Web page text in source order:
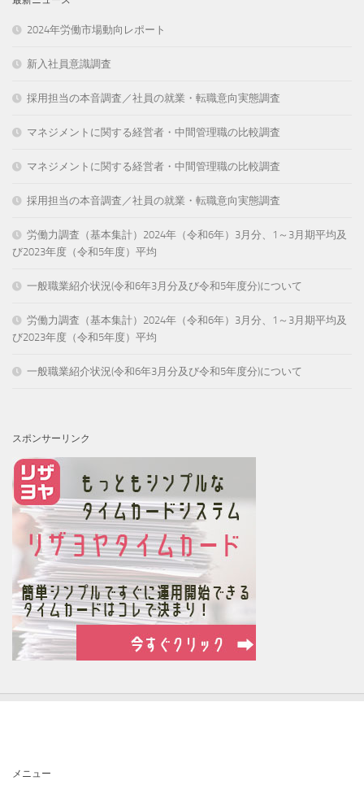
2024年労働市場動向レポート
新入社員意識調査
採用担当の本音調査／社員の就業・転職意向実態調査
マネジメントに関する経営者・中間管理職の比較調査
マネジメントに関する経営者・中間管理職の比較調査
採用担当の本音調査／社員の就業・転職意向実態調査
労働力調査（基本集計）2024年（令和6年）3月分、1～3月期平均及
び2023年度（令和5年度）平均
一般職業紹介状況(令和6年3月分及び令和5年度分)について
労働力調査（基本集計）2024年（令和6年）3月分、1～3月期平均及
び2023年度（令和5年度）平均
一般職業紹介状況(令和6年3月分及び令和5年度分)について
スポンサーリンク
メニュー